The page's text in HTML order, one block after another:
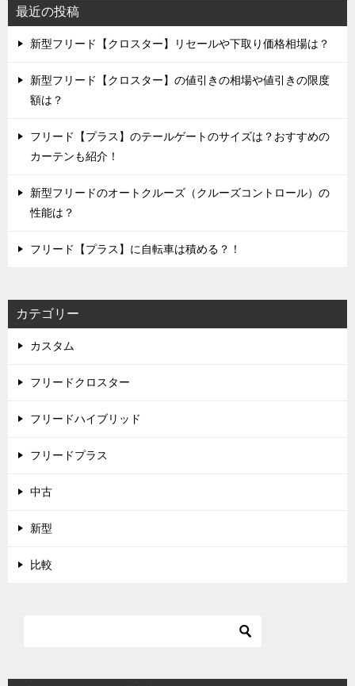
最近の投稿
新型フリード【クロスター】リセールや下取り価格相場は？
新型フリード【クロスター】の値引きの相場や値引きの限度
額は？
フリード【プラス】のテールゲートのサイズは？おすすめの
カーテンも紹介！
新型フリードのオートクルーズ（クルーズコントロール）の
性能は？
フリード【プラス】に自転車は積める？！
カテゴリー
カスタム
フリードクロスター
フリードハイブリッド
フリードプラス
中古
新型
比較